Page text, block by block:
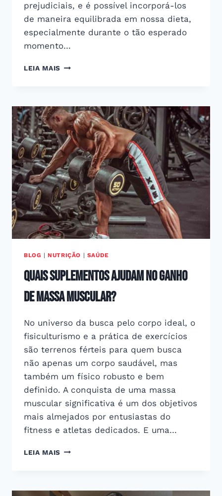
prejudiciais, e é possível incorporá-los
de maneira equilibrada em nossa dieta,
especialmente durante o tão esperado
momento…
LEIA MAIS ALIMENTOS
LIVRE
BLOG |NUTRIÇÃO | SAÚDE
Quais suplementos ajudam no ganho
de massa muscular?
No universo da busca pelo corpo ideal, o
fisiculturismo e a prática de exercícios
são terrenos férteis para quem busca
não apenas um corpo saudável, mas
também um físico robusto e bem
definido. A conquista de uma massa
muscular significativa é um dos objetivos
mais almejados por entusiastas do
fitness e atletas dedicados. E uma…
LEIA MAIS QUAIS
GANHO